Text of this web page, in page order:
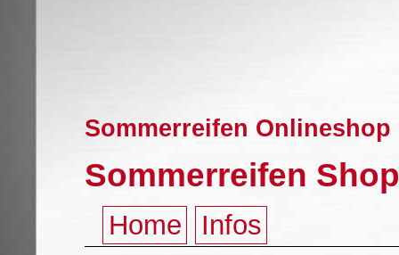
Sommerreifen
Sommerreifen
Home Infos